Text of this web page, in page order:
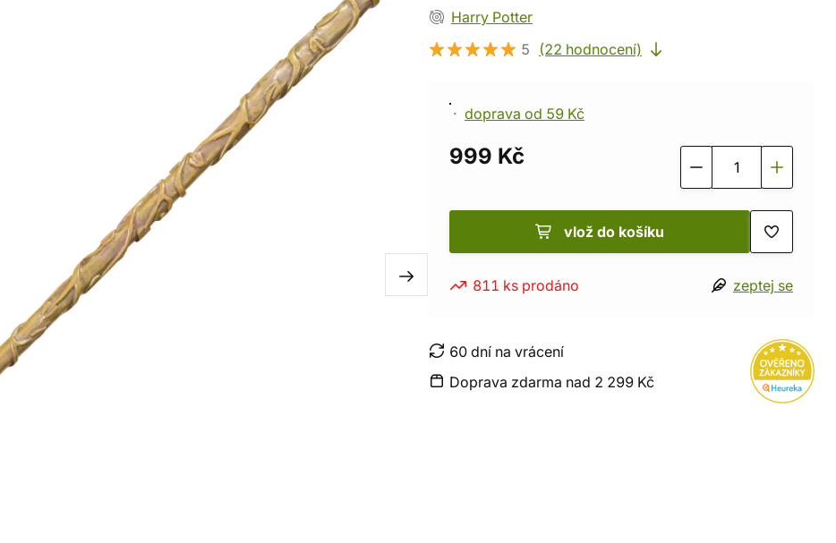
Harry Potter
5
(22 hodnocení)
doprava od 59 Kč
999 Kč
vlož do košíku
811 ks prodáno zeptej se
60 dní na vrácení
Doprava zdarma nad 2 299 Kč